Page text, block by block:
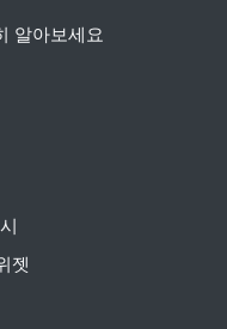
알아보세요
젯